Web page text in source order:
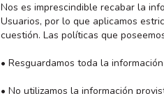
Nos es imprescindible recabar la
Usuarios, por lo que aplicamos
cuestión. Las políticas que
• Resguardamos toda la
• No utilizamos la información